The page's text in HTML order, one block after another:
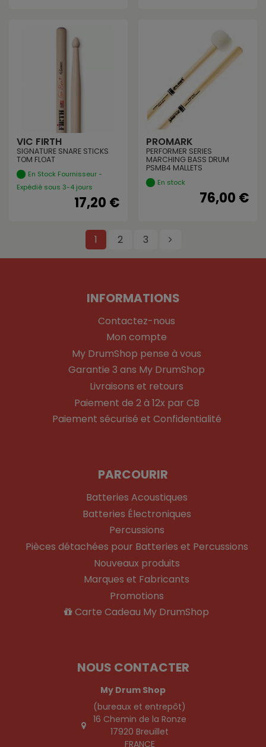
VIC FIRTH
SIGNATURE SNARE STICKS
TOM FLOAT
En Stock Fournisseur -
Expédié sous 3-4 jours
17,20 €
PROMARK
PERFORMER SERIES
MARCHING BASS DRUM
PSMB4 MALLETS
En stock
76,00 €
1 2 3
INFORMATIONS
Contactez-nous
Mon compte
My DrumShop pense à vous
Garantie 3 ans My DrumShop
Livraisons et retours
Paiement de 2 à 12x par CB
Paiement sécurisé et Confidentialité
PARCOURIR
Batteries Acoustiques
Batteries Électroniques
Percussions
Pièces détachées pour Batteries et Percussions
Nouveaux produits
Marques et Fabricants
Promotions
Carte Cadeau My DrumShop
NOUS CONTACTER
My Drum Shop
(bureaux et entrepôt)
16 Chemin de la Ronze
17920 Breuillet
FRANCE